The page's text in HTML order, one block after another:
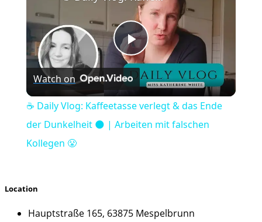
Play
Video
Watch on
☕️ Daily Vlog: Kaffeetasse verlegt & das Ende
der Dunkelheit 🌑 | Arbeiten mit falschen
Kollegen 😤
Location
Hauptstraße 165, 63875 Mespelbrunn